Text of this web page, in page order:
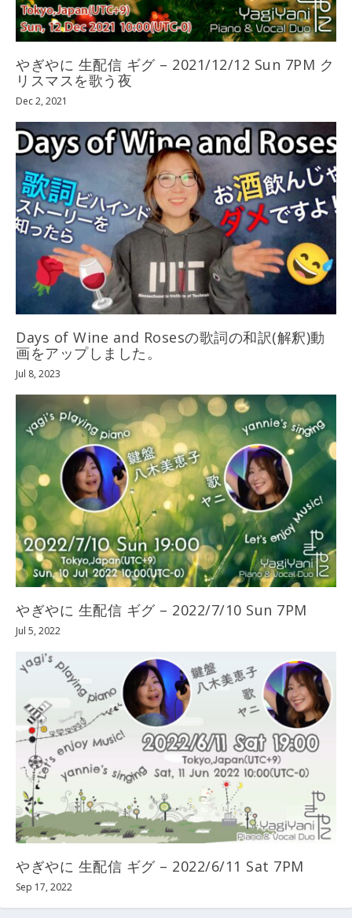
やぎやに 生配信 ギグ – 2021/12/12 Sun 7PM ク
リスマスを歌う夜
Dec 2, 2021
Days of Wine and Rosesの歌詞の和訳(解釈)動
画をアップしました。
Jul 8, 2023
やぎやに 生配信 ギグ – 2022/7/10 Sun 7PM
Jul 5, 2022
やぎやに 生配信 ギグ – 2022/6/11 Sat 7PM
Sep 17, 2022